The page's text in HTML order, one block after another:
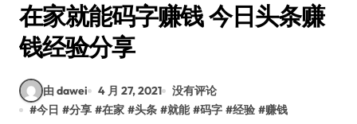
在家就能码字赚钱 今日头条赚
钱经验分享
由 dawei 4 月 27, 2021
没有评论
#今日 #分享 #在家 #头条 #就能 #码字 #经验 #赚钱